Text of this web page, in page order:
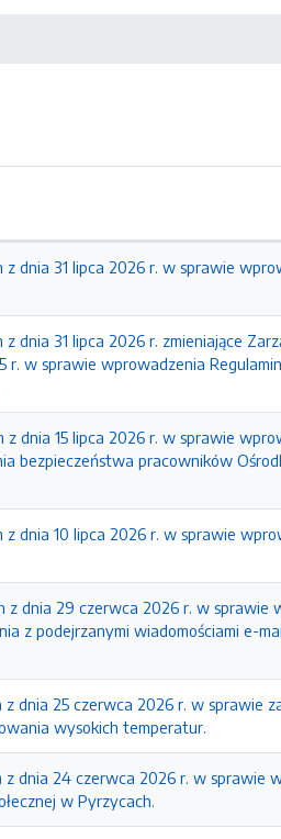
dnia 31 lipca 2026 r. w sprawie
dnia 31 lipca 2026 r. zmieniające
r. w sprawie wprowadzenia
dnia 15 lipca 2026 r. w sprawie
pracowników
dnia 10 lipca 2026 r. w sprawie
z dnia 29 czerwca 2026 r. w sprawie
z podejrzanymi wiadomościami e-
dnia 25 czerwca 2026 r. w sprawie
wysokich temperatur.
z dnia 24 czerwca 2026 r. w sprawie
w Pyrzycach.